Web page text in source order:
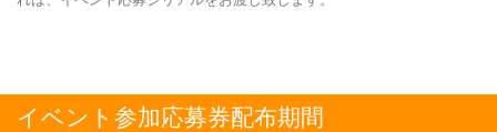
イベント参加応募券配布期間